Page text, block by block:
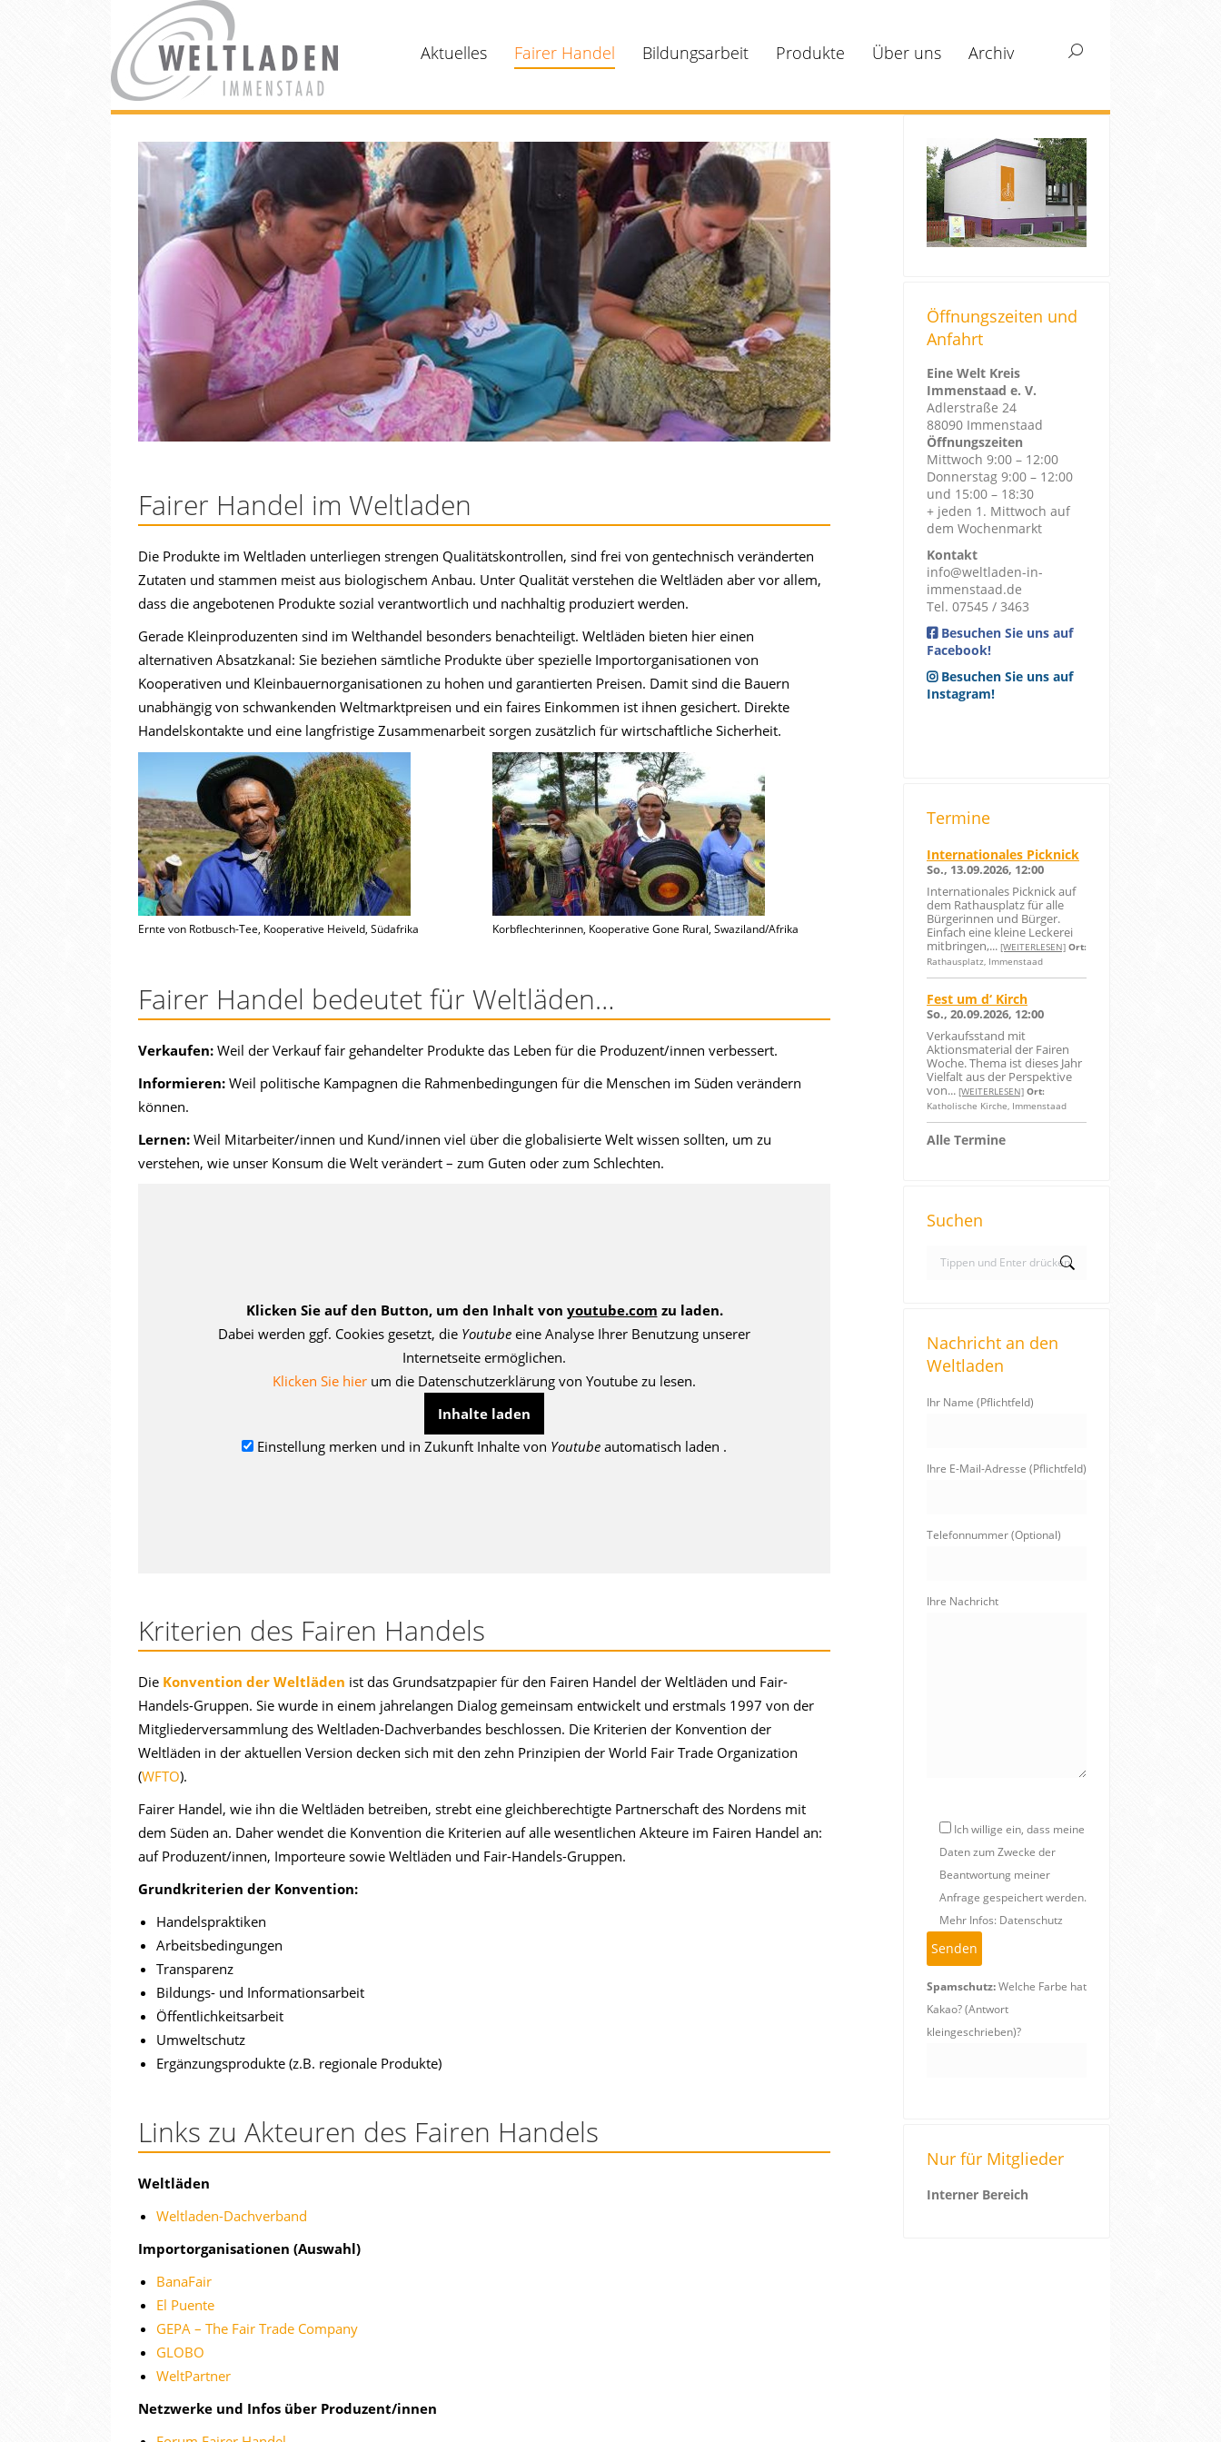
Aktuelles Fairer Handel Bildungsarbeit Produkte Über uns Archiv Search:
Fairer Handel im Weltladen
Die Produkte im Weltladen unterliegen strengen Qualitätskontrollen, sind frei von gentechnisch veränderten
Zutaten und stammen meist aus biologischem Anbau. Unter Qualität verstehen die Weltläden aber vor allem,
dass die angebotenen Produkte sozial verantwortlich und nachhaltig produziert werden.
Gerade Kleinproduzenten sind im Welthandel besonders benachteiligt. Weltläden bieten hier einen
alternativen Absatzkanal: Sie beziehen sämtliche Produkte über spezielle Importorganisationen von
Kooperativen und Kleinbauernorganisationen zu hohen und garantierten Preisen. Damit sind die Bauern
unabhängig von schwankenden Weltmarktpreisen und ein faires Einkommen ist ihnen gesichert. Direkte
Handelskontakte und eine langfristige Zusammenarbeit sorgen zusätzlich für wirtschaftliche Sicherheit.
Ernte von Rotbusch-Tee, Kooperative Heiveld, Südafrika Korbflechterinnen, Kooperative Gone Rural, Swaziland/Afrika
Fairer Handel bedeutet für Weltläden…
Verkaufen: Weil der Verkauf fair gehandelter Produkte das Leben für die Produzent/innen verbessert.
Informieren: Weil politische Kampagnen die Rahmenbedingungen für die Menschen im Süden verändern
können.
Lernen: Weil Mitarbeiter/innen und Kund/innen viel über die globalisierte Welt wissen sollten, um zu
verstehen, wie unser Konsum die Welt verändert – zum Guten oder zum Schlechten.
Klicken Sie auf den Button, um den Inhalt von youtube.com zu laden.
Dabei werden ggf. Cookies gesetzt, die Youtube eine Analyse Ihrer Benutzung unserer
Internetseite ermöglichen.
Klicken Sie hier um die Datenschutzerklärung von Youtube zu lesen.
Inhalte laden
Einstellung merken und in Zukunft Inhalte von Youtube automatisch laden .
Kriterien des Fairen Handels
Die Konvention der Weltläden ist das Grundsatzpapier für den Fairen Handel der Weltläden und Fair-
Handels-Gruppen. Sie wurde in einem jahrelangen Dialog gemeinsam entwickelt und erstmals 1997 von der
Mitgliederversammlung des Weltladen-Dachverbandes beschlossen. Die Kriterien der Konvention der
Weltläden in der aktuellen Version decken sich mit den zehn Prinzipien der World Fair Trade Organization
(WFTO).
Fairer Handel, wie ihn die Weltläden betreiben, strebt eine gleichberechtigte Partnerschaft des Nordens mit
dem Süden an. Daher wendet die Konvention die Kriterien auf alle wesentlichen Akteure im Fairen Handel an:
auf Produzent/innen, Importeure sowie Weltläden und Fair-Handels-Gruppen.
Grundkriterien der Konvention:
Handelspraktiken
Arbeitsbedingungen
Transparenz
Bildungs- und Informationsarbeit
Öffentlichkeitsarbeit
Umweltschutz
Ergänzungsprodukte (z.B. regionale Produkte)
Links zu Akteuren des Fairen Handels
Weltläden
Weltladen-Dachverband
Importorganisationen (Auswahl)
BanaFair
El Puente
GEPA – The Fair Trade Company
GLOBO
WeltPartner
Netzwerke und Infos über Produzent/innen
Öffnungszeiten und
Anfahrt
Eine Welt Kreis
Immenstaad e. V.
Adlerstraße 24
88090 Immenstaad
Öffnungszeiten
Mittwoch 9:00 – 12:00
Donnerstag 9:00 – 12:00
und 15:00 – 18:30
+ jeden 1. Mittwoch auf
dem Wochenmarkt
Kontakt
info@weltladen-in-
immenstaad.de
Tel. 07545 / 3463
Besuchen Sie uns auf
Facebook!
Besuchen Sie uns auf
Instagram!
Termine
Internationales Picknick
So., 13.09.2026, 12:00
Internationales Picknick auf
dem Rathausplatz für alle
Bürgerinnen und Bürger.
Einfach eine kleine Leckerei
mitbringen,... [WEITERLESEN] Ort:
Rathausplatz, Immenstaad
Fest um d‘ Kirch
So., 20.09.2026, 12:00
Verkaufsstand mit
Aktionsmaterial der Fairen
Woche. Thema ist dieses Jahr
Vielfalt aus der Perspektive
von... [WEITERLESEN] Ort:
Katholische Kirche, Immenstaad
Alle Termine
Suchen
c
h
Nachricht an den
Weltladen
Ihr Name (Pflichtfeld)
Ihre E-Mail-Adresse (Pflichtfeld)
Telefonnummer (Optional)
Ihre Nachricht
Ich willige ein, dass meine
Daten zum Zwecke der
Beantwortung meiner
Anfrage gespeichert werden.
Mehr Infos: Datenschutz
Spamschutz:Welche Farbe hat
Kakao? (Antwort
kleingeschrieben)?
Nur für Mitglieder
Interner Bereich